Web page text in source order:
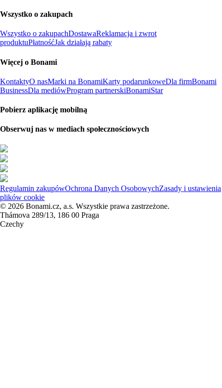
Wszystko o zakupach
Wszystko o zakupachDostawaReklamacja i zwrot
produktuPłatnośćJak działają rabaty
Więcej o Bonami
KontaktyO nasMarki na BonamiKarty podarunkoweDla firmBonami
BusinessDla mediówProgram partnerskiBonamiStar
Pobierz aplikację mobilną
Obserwuj nas w mediach społecznościowych
Regulamin zakupówOchrona Danych OsobowychZasady i ustawienia
plików cookie
© 2026 Bonami.cz, a.s. Wszystkie prawa zastrzeżone.
Thámova 289/13, 186 00 Praga
Czechy